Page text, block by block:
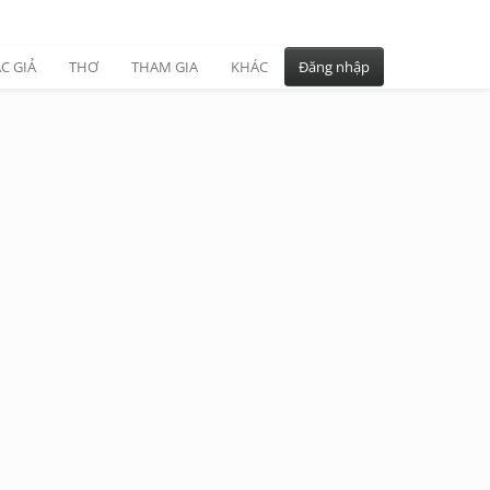
GIẢ THƠ THAM GIA KHÁC Đăng nhập